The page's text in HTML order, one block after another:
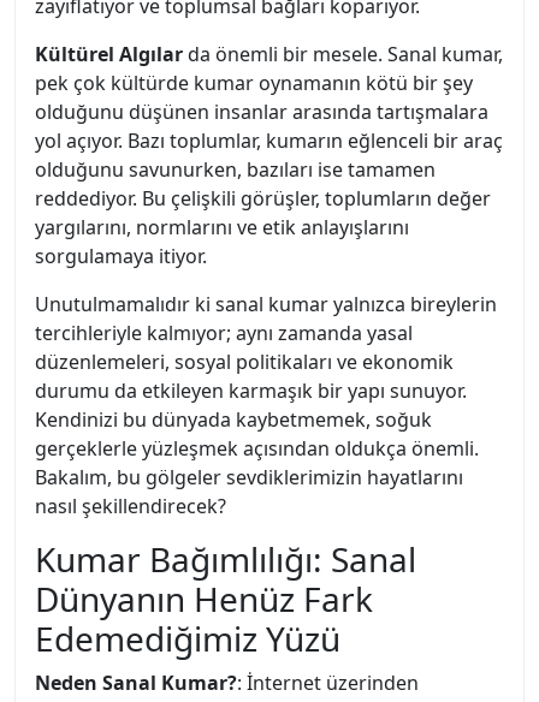
zayıflatıyor ve toplumsal bağları koparıyor.
Kültürel Algılarda önemli bir mesele. Sanal kumar,
pek çok kültürde kumar oynamanın kötü bir şey
olduğunu düşünen insanlar arasında tartışmalara
yol açıyor. Bazı toplumlar, kumarın eğlenceli bir araç
olduğunu savunurken, bazıları ise tamamen
reddediyor. Bu çelişkili görüşler, toplumların değer
yargılarını, normlarını ve etik anlayışlarını
sorgulamaya itiyor.
Unutulmamalıdır ki sanal kumar yalnızca bireylerin
tercihleriyle kalmıyor; aynı zamanda yasal
düzenlemeleri, sosyal politikaları ve ekonomik
durumu da etkileyen karmaşık bir yapı sunuyor.
Kendinizi bu dünyada kaybetmemek, soğuk
gerçeklerle yüzleşmek açısından oldukça önemli.
Bakalım, bu gölgeler sevdiklerimizin hayatlarını
nasıl şekillendirecek?
Kumar Bağımlılığı: Sanal
Dünyanın Henüz Fark
Edemediğimiz Yüzü
Neden Sanal Kumar?: İnternet üzerinden